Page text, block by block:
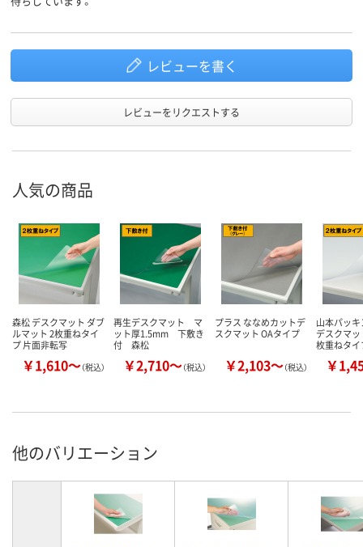
レビューを書く
レビューをリクエストする
人気の商品
森松 デスクマット ダブ
ルマット 2枚重ねタイ
プ 片面非転写
￥1,610～（税込）
再生デスクマット マ
ット厚1.5mm 下敷き
付 森松
￥2,710～（税込）
プラス ななめカットデ
スクマット OAタイプ
￥2,103～（税込）
山本パッ
デスクマ
枚重ねタイ
￥
他のバリエーション